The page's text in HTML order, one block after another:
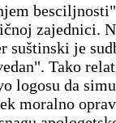
zajednici.
suštinski je
Tako
logosu da
moralno